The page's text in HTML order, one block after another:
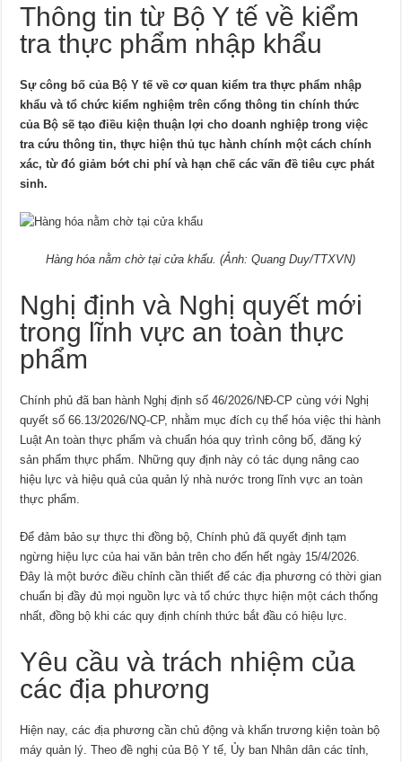
Thông tin từ Bộ Y tế về kiểm
tra thực phẩm nhập khẩu
Sự công bố của Bộ Y tế về cơ quan kiểm tra thực phẩm nhập
khẩu và tổ chức kiểm nghiệm trên cổng thông tin chính thức
của Bộ sẽ tạo điều kiện thuận lợi cho doanh nghiệp trong việc
tra cứu thông tin, thực hiện thủ tục hành chính một cách chính
xác, từ đó giảm bớt chi phí và hạn chế các vấn đề tiêu cực phát
sinh.
Hàng hóa nằm chờ tại cửa khẩu. (Ảnh: Quang Duy/TTXVN)
Nghị định và Nghị quyết mới
trong lĩnh vực an toàn thực
phẩm
Chính phủ đã ban hành Nghị định số 46/2026/NĐ-CP cùng với Nghị
quyết số 66.13/2026/NQ-CP, nhằm mục đích cụ thể hóa việc thi hành
Luật An toàn thực phẩm và chuẩn hóa quy trình công bố, đăng ký
sản phẩm thực phẩm. Những quy định này có tác dụng nâng cao
hiệu lực và hiệu quả của quản lý nhà nước trong lĩnh vực an toàn
thực phẩm.
Để đảm bảo sự thực thi đồng bộ, Chính phủ đã quyết định tạm
ngừng hiệu lực của hai văn bản trên cho đến hết ngày 15/4/2026.
Đây là một bước điều chỉnh cần thiết để các địa phương có thời gian
chuẩn bị đầy đủ mọi nguồn lực và tổ chức thực hiện một cách thống
nhất, đồng bộ khi các quy định chính thức bắt đầu có hiệu lực.
Yêu cầu và trách nhiệm của
các địa phương
Hiện nay, các địa phương cần chủ động và khẩn trương kiện toàn bộ
máy quản lý. Theo đề nghị của Bộ Y tế, Ủy ban Nhân dân các tỉnh,